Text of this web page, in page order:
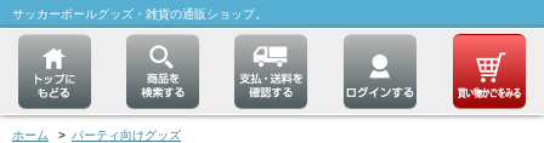
サッカーボールグッズ・雑貨の通販ショップ。
ホーム > パーティ向けグッズ